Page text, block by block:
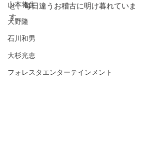
山本将生
大野隆
石川和男
大杉光恵
フォレスタエンターテインメント
と、毎日違うお稽古に明け暮れていま
す。